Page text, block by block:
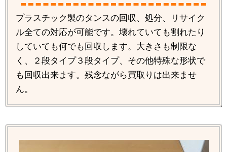
プラスチック製のタンスの回収、処分、リサイク
ル全ての対応が可能です。壊れていても割れたり
していても何でも回収します。大きさも制限な
く、２段タイプ３段タイプ、その他特殊な形状で
も回収出来ます。残念ながら買取りは出来ませ
ん。